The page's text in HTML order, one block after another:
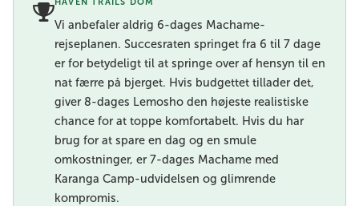
Vi anbefaler aldrig 6-dages Machame-
rejseplanen. Succesraten springet fra 6 til 7 dage
er for betydeligt til at springe over af hensyn til en
nat færre på bjerget. Hvis budgettet tillader det,
giver 8-dages Lemosho den højeste realistiske
chance for at toppe komfortabelt. Hvis du har
brug for at spare en dag og en smule
omkostninger, er 7-dages Machame med
Karanga Camp-udvidelsen og glimrende
kompromis.